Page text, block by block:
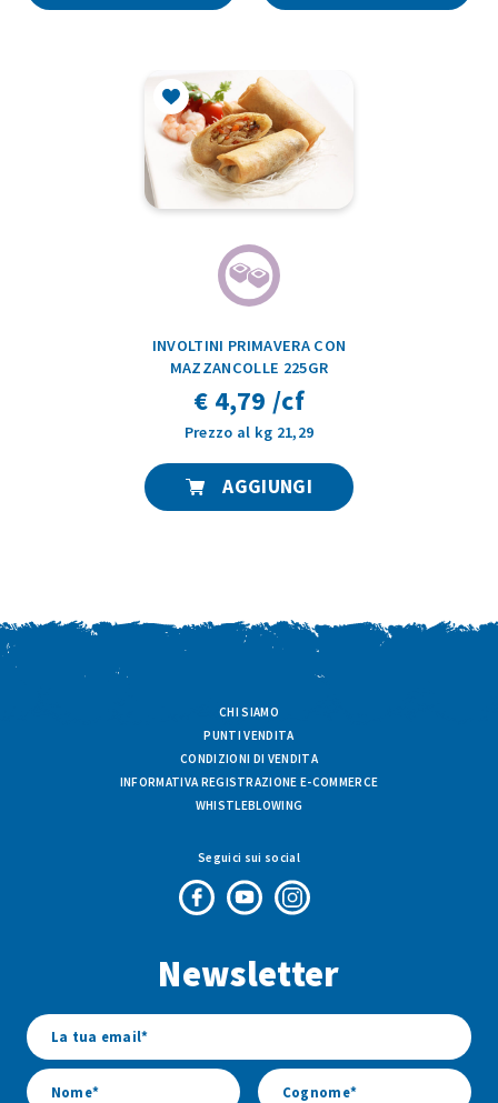
INVOLTINI PRIMAVERA CON
MAZZANCOLLE 225GR
€ 4,79 /cf
Prezzo al kg 21,29
AGGIUNGI
CHI SIAMO
PUNTI VENDITA
CONDIZIONI DI VENDITA
INFORMATIVA REGISTRAZIONE E-COMMERCE
WHISTLEBLOWING
Seguici sui social
di
di
di
Newsletter